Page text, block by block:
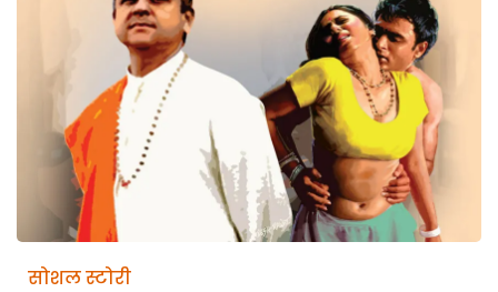
सोशल स्टोरी